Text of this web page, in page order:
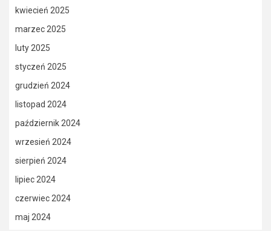
kwiecień 2025
marzec 2025
luty 2025
styczeń 2025
grudzień 2024
listopad 2024
październik 2024
wrzesień 2024
sierpień 2024
lipiec 2024
czerwiec 2024
maj 2024